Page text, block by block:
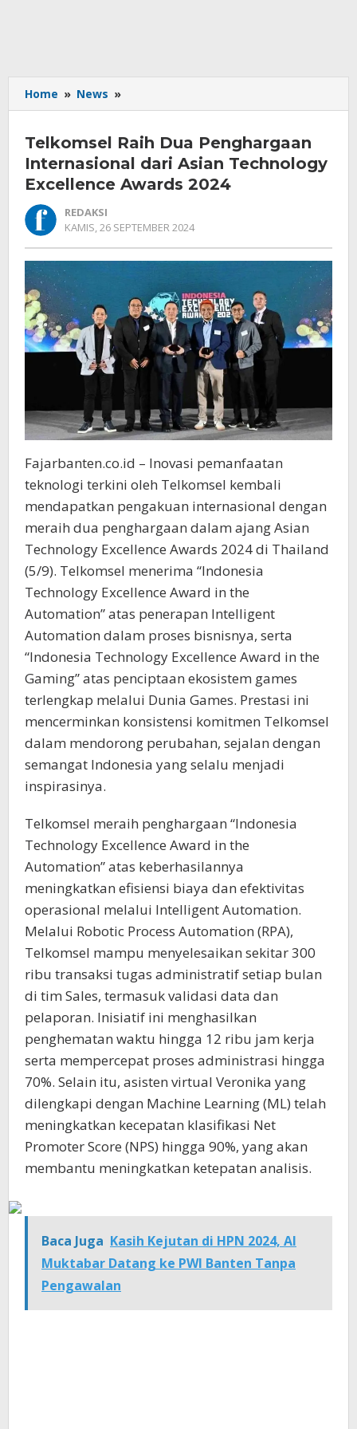
Home » News »
Raih
Penghargaan
Internasional
dari
Asian
Excellence
Awards
2024
Telkomsel Raih Dua Penghargaan
Internasional dari Asian Technology
Excellence Awards 2024
REDAKSI
KAMIS, 26 SEPTEMBER 2024
Fajarbanten.co.id – Inovasi pemanfaatan
teknologi terkini oleh Telkomsel kembali
mendapatkan pengakuan internasional dengan
meraih dua penghargaan dalam ajang Asian
Technology Excellence Awards 2024 di Thailand
(5/9). Telkomsel menerima “Indonesia
Technology Excellence Award in the
Automation” atas penerapan Intelligent
Automation dalam proses bisnisnya, serta
“Indonesia Technology Excellence Award in the
Gaming” atas penciptaan ekosistem games
terlengkap melalui Dunia Games. Prestasi ini
mencerminkan konsistensi komitmen Telkomsel
dalam mendorong perubahan, sejalan dengan
semangat Indonesia yang selalu menjadi
inspirasinya.
Telkomsel meraih penghargaan “Indonesia
Technology Excellence Award in the
Automation” atas keberhasilannya
meningkatkan efisiensi biaya dan efektivitas
operasional melalui Intelligent Automation.
Melalui Robotic Process Automation (RPA),
Telkomsel mampu menyelesaikan sekitar 300
ribu transaksi tugas administratif setiap bulan
di tim Sales, termasuk validasi data dan
pelaporan. Inisiatif ini menghasilkan
penghematan waktu hingga 12 ribu jam kerja
serta mempercepat proses administrasi hingga
70%. Selain itu, asisten virtual Veronika yang
dilengkapi dengan Machine Learning (ML) telah
meningkatkan kecepatan klasifikasi Net
Promoter Score (NPS) hingga 90%, yang akan
membantu meningkatkan ketepatan analisis.
Baca Juga Kasih Kejutan di HPN 2024, Al
Muktabar Datang ke PWI Banten Tanpa
Pengawalan